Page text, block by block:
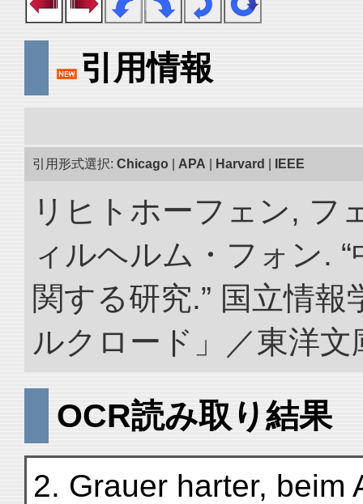
引用情報
引用形式選択: Chicago APA Harvard IEEE
リヒトホーフェン, フ
ィルヘルム・フォン.
関する研究.” 国立情
ルクロード」／東洋
OCR読み取り結果
2. Grauer harter, beim